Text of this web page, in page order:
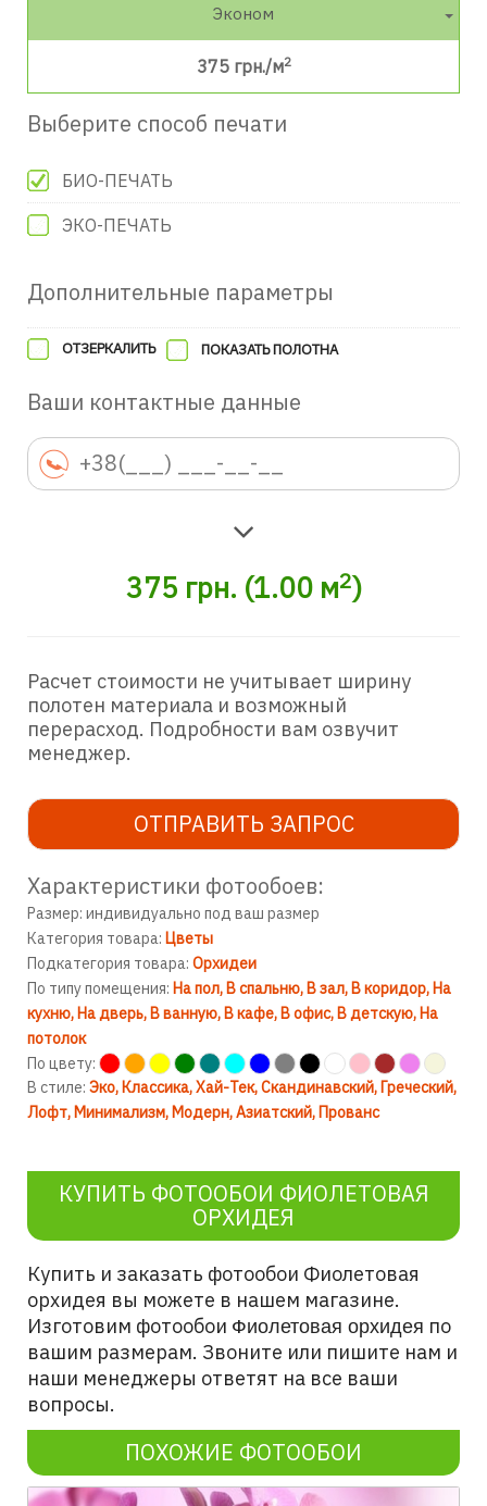
Эконом
375 грн./м2
Выберите способ печати
БИО-ПЕЧАТЬ
ЭКО-ПЕЧАТЬ
Дополнительные параметры
ОТЗЕРКАЛИТЬ ПОКАЗАТЬ ПОЛОТНА
Ваши контактные данные
375 грн. (1.00м2)
Расчет стоимости не учитывает ширину
полотен материала и возможный
перерасход. Подробности вам озвучит
менеджер.
ОТПРАВИТЬ ЗАПРОС
Характеристики фотообоев:
Размер: индивидуально под ваш размер
Категория товара: Цветы
Подкатегория товара: Орхидеи
По типу помещения: На пол В спальню В зал В коридор На
кухню На дверь В ванную В кафе В офис В детскую На
потолок
По цвету:
В стиле: Эко Классика Хай-Тек Скандинавский Греческий
Лофт Минимализм Модерн Азиатский Прованс
КУПИТЬ ФОТООБОИ ФИОЛЕТОВАЯ
ОРХИДЕЯ
Купить и заказать фотообои Фиолетовая
орхидея вы можете в нашем магазине.
Изготовим фотообои Фиолетовая орхидея по
вашим размерам. Звоните или пишите нам и
наши менеджеры ответят на все ваши
вопросы.
ПОХОЖИЕ ФОТООБОИ